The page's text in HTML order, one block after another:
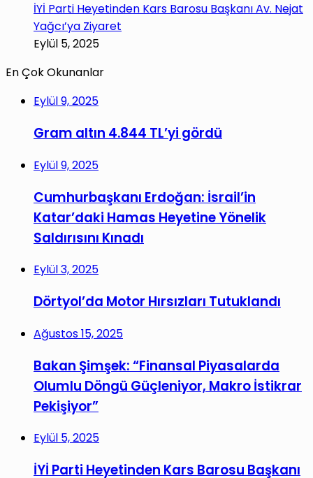
İYİ Parti Heyetinden Kars Barosu Başkanı Av. Nejat
Yağcı’ya Ziyaret
Eylül 5, 2025
En Çok Okunanlar
Eylül 9, 2025
Gram altın 4.844 TL’yi gördü
Eylül 9, 2025
Cumhurbaşkanı Erdoğan: İsrail’in
Katar’daki Hamas Heyetine Yönelik
Saldırısını Kınadı
Eylül 3, 2025
Dörtyol’da Motor Hırsızları Tutuklandı
Ağustos 15, 2025
Bakan Şimşek: “Finansal Piyasalarda
Olumlu Döngü Güçleniyor, Makro İstikrar
Pekişiyor”
Eylül 5, 2025
İYİ Parti Heyetinden Kars Barosu Başkanı